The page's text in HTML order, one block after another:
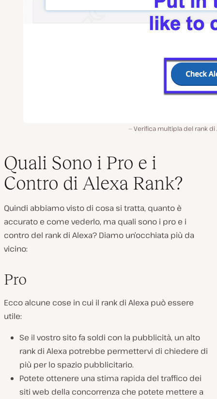
Verifica multipla del rank di
Quali Sono i Pro e i
Contro di Alexa Rank?
Quindi abbiamo visto di cosa si tratta, quanto è
accurato e come vederlo, ma quali sono i pro e i
contro del rank di Alexa? Diamo un’occhiata più da
vicino:
Pro
Ecco alcune cose in cui il rank di Alexa può essere
utile:
Se il vostro sito fa soldi con la pubblicità, un alto
rank di Alexa potrebbe permettervi di chiedere di
più per lo spazio pubblicitario.
Potete ottenere una stima rapida del traffico dei
siti web della concorrenza che potete mettere a